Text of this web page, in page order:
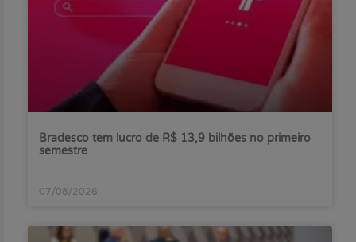
Bradesco tem lucro de R$ 13,9 bilhões no primeiro
semestre
07/08/2026